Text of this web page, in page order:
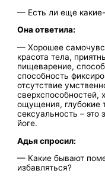
— Есть ли еще какие-
Она ответила:
— Хорошее
красота тела,
пищеварение,
способность
отсутствие
сверхспособностей,
ощущения, глубокие
сексуальность – это
йоге.
Адья спросил:
— Какие бывают
избавляться?